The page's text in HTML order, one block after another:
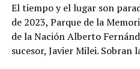
El tiempo y el lugar son
de 2023, Parque de la
de la Nación Alberto
sucesor, Javier Milei. Sobran